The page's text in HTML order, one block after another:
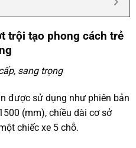
trội tạo phong cách trẻ
sang trọng
được sử dụng như phiên bản
(mm), chiều dài cơ sở
chiếc xe 5 chỗ.